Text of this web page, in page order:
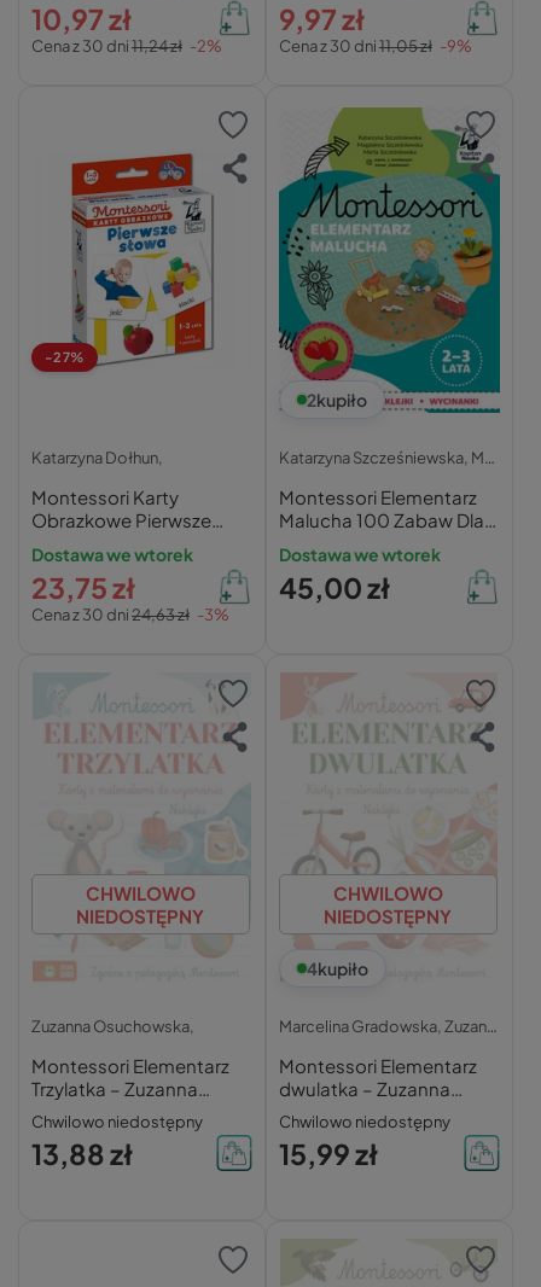
Cena z 30 dni11,24 zł -2%
10,97 zł
Cena z 30 dni11,05 zł -9%
9,97 zł
-27%
Katarzyna Dołhun,
Montessori Karty
Obrazkowe Pierwsze
Słowa 1+ Kapitan Nauka
Dostawa we wtorek
Cena z 30 dni24,63 zł -3%
23,75 zł
2kupiło
Katarzyna Szcześniewska, Magdalena Szcześniewska,
Montessori Elementarz
Malucha 100 Zabaw Dla
Malucha 2+ Kapitan
Nauka
Dostawa we wtorek
45,00 zł
CHWILOWO
NIEDOSTĘPNY
Zuzanna Osuchowska,
Montessori Elementarz
Trzylatka – Zuzanna
Osuchowska
Chwilowo niedostępny
13,88 zł
CHWILOWO
NIEDOSTĘPNY
4kupiło
Marcelina Gradowska, Zuzanna Osuchowska,
Montessori Elementarz
dwulatka – Zuzanna
Osuchowska
Chwilowo niedostępny
15,99 zł